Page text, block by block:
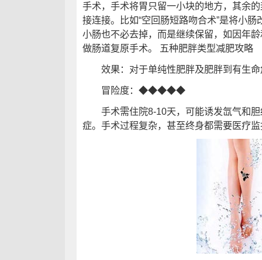
手术，手术将胃只留一小块的地方，其余
接连接。比如“空回肠短路吻合术”是将小
小肠也不必去掉，而是继续保留，如因年
做肠道复原手术。 五种肥胖类型减肥攻略
效果：对于单纯性肥胖及肥胖到有生命
冒险度：◆◆◆◆◆
手术需住院8-10天，可能诱发氙气和胆
症。手术过程复杂，甚至终身都需要医疗